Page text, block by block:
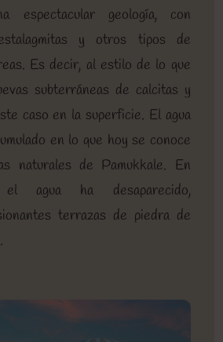
espectacular geología, con
y otros tipos de
Es decir, al estilo de lo que
subterráneas de calcitas y
caso en la superficie. El agua
en lo que hoy se conoce
naturales de Pamukkale. En
agua ha desaparecido,
terrazas de piedra de